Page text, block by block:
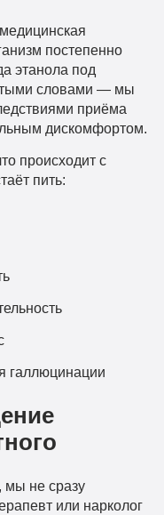
постепенно
этанола под
словами — мы
приёма
дискомфортом.
происходит с
пить:
галлюцинации
мы не сразу
или нарколог